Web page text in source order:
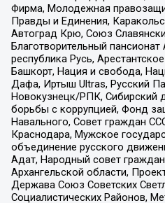
Фирма, Молодежная
Правды и Единения,
Автоград Крю, Союз
Благотворительный пансионат
республика Русь,
Башкорт, Нация и свобода,
Дафа, Иртыш Ultras, Русский
Новокузнецк/РПК, Сибирский
борьбы с коррупцией, Фонд
Навального, Совет граждан
Краснодара, Мужское
объединение русского
Адат, Народный совет
Архангельской области,
Держава Союз Советских
Социалистических Районов,